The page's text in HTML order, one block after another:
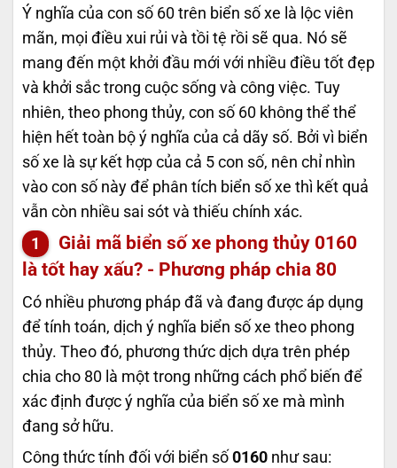
Ý nghĩa của con số 60 trên biển số xe là lộc viên
mãn, mọi điều xui rủi và tồi tệ rồi sẽ qua. Nó sẽ
mang đến một khởi đầu mới với nhiều điều tốt đẹp
và khởi sắc trong cuộc sống và công việc. Tuy
nhiên, theo phong thủy, con số 60 không thể thể
hiện hết toàn bộ ý nghĩa của cả dãy số. Bởi vì biển
số xe là sự kết hợp của cả 5 con số, nên chỉ nhìn
vào con số này để phân tích biển số xe thì kết quả
vẫn còn nhiều sai sót và thiếu chính xác.
Giải mã biển số xe phong thủy 0160
là tốt hay xấu? - Phương pháp chia 80
Có nhiều phương pháp đã và đang được áp dụng
để tính toán, dịch ý nghĩa biển số xe theo phong
thủy. Theo đó, phương thức dịch dựa trên phép
chia cho 80 là một trong những cách phổ biến để
xác định được ý nghĩa của biển số xe mà mình
đang sở hữu.
Công thức tính đối với biển số 0160 như sau: